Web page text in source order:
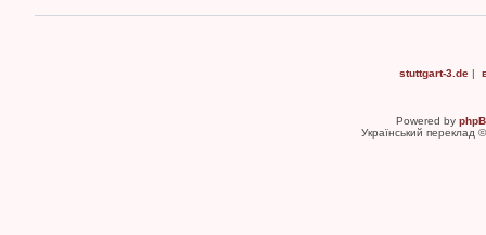
stuttgart-3.de |
Powered by
Український переклад